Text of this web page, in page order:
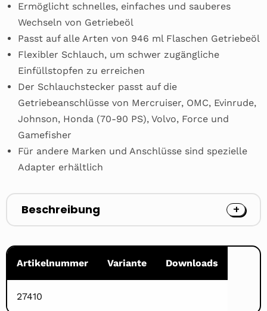
Ermöglicht schnelles, einfaches und sauberes
Wechseln von Getriebeöl
Passt auf alle Arten von 946 ml Flaschen Getriebeöl
Flexibler Schlauch, um schwer zugängliche
Einfüllstopfen zu erreichen
Der Schlauchstecker passt auf die
Getriebeanschlüsse von Mercruiser, OMC, Evinrude,
Johnson, Honda (70-90 PS), Volvo, Force und
Gamefisher
Für andere Marken und Anschlüsse sind spezielle
Adapter erhältlich
Beschreibung
Artikelnummer Variante Downloads
27410